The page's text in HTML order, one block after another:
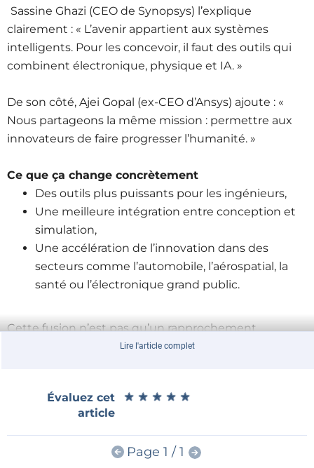
Sassine Ghazi (CEO de Synopsys) l’explique
clairement : « L’avenir appartient aux systèmes
intelligents. Pour les concevoir, il faut des outils qui
combinent électronique, physique et IA. »
De son côté, Ajei Gopal (ex-CEO d’Ansys) ajoute : «
Nous partageons la même mission : permettre aux
innovateurs de faire progresser l’humanité. »
Ce que ça change concrètement
Des outils plus puissants pour les ingénieurs,
Une meilleure intégration entre conception et
simulation,
Une accélération de l’innovation dans des
secteurs comme l’automobile, l’aérospatial, la
santé ou l’électronique grand public.
Cette fusion n’est pas qu’un rapprochement
d’entreprises. C’est une nouvelle étape dans la
Ansys
Lire l'article complet
Évaluez cet
article
★ ★ ★ ★ ★
★ ★ ★ ★ ★
Page 1 / 1